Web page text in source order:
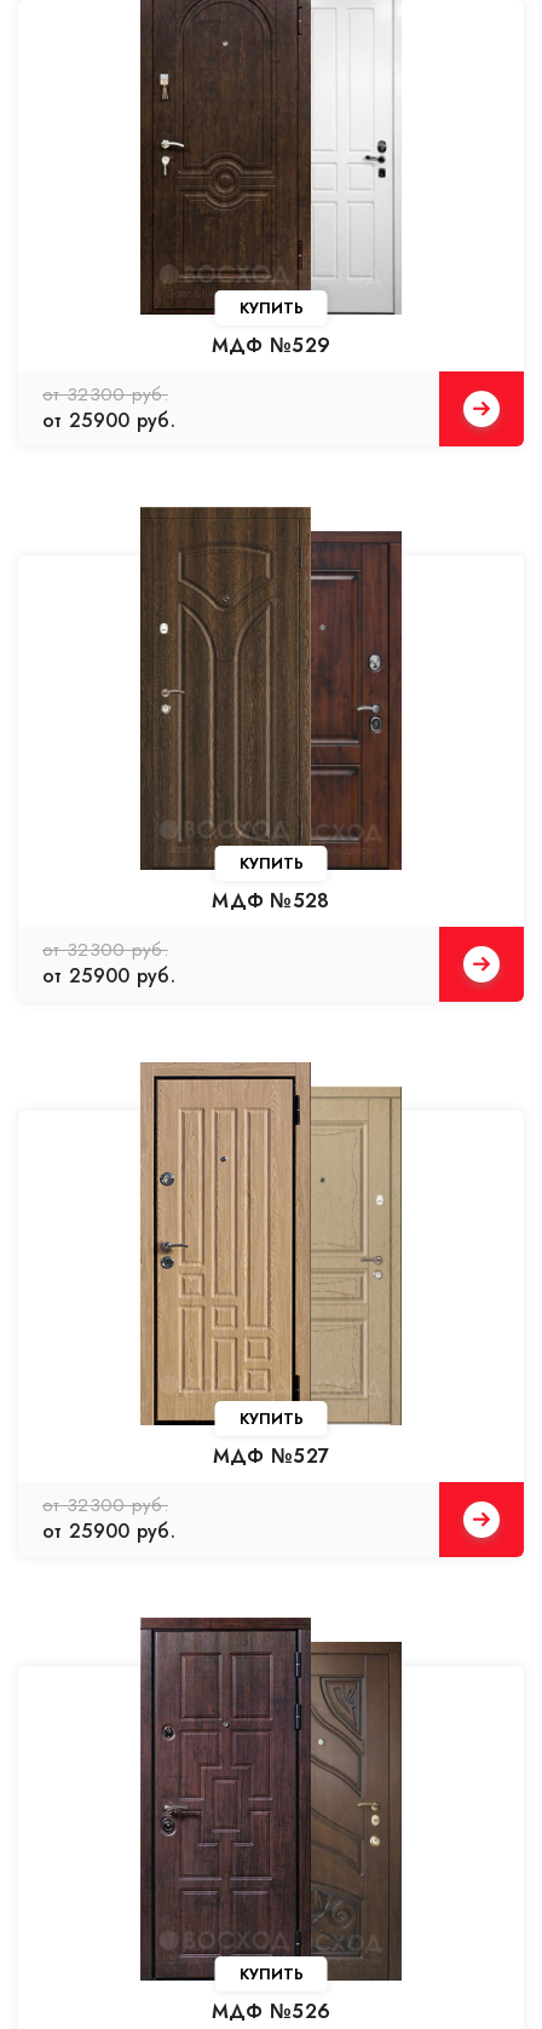
КУПИТЬ
МДФ №529
от 32300 руб.
от 25900 руб.
КУПИТЬ
МДФ №528
от 32300 руб.
от 25900 руб.
КУПИТЬ
МДФ №527
от 32300 руб.
от 25900 руб.
КУПИТЬ
МДФ №526